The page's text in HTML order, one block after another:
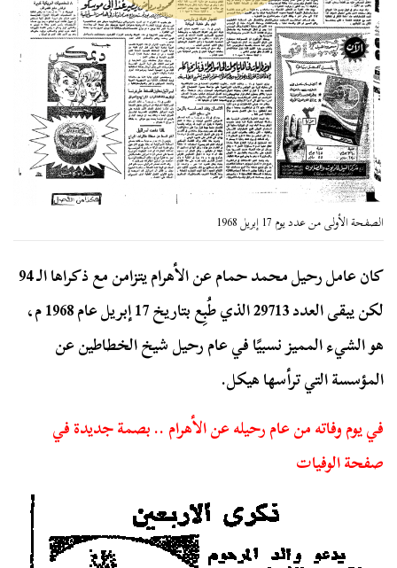
الصفحة الأولى من عدد يوم 17 إبريل 1968
كان عامل رحيل محمد حمام عن الأهرام يتزامن مع ذكراها الـ 94
لكن يبقى العدد 29713 الذي طُبِع بتاريخ 17 إبريل عام 1968 م،
هو الشيء المميز نسبيًا في عام رحيل شيخ الخطاطين عن
المؤسسة التي ترأسها هيكل.
في يوم وفاته من عام رحيله عن الأهرام .. بصمة جديدة في
صفحة الوفيات